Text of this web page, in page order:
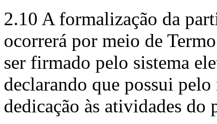
2.10 A formalização da
ocorrerá por meio de
ser firmado pelo sistema
declarando que possui
dedicação às atividades do